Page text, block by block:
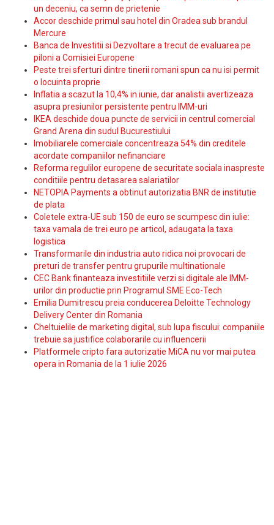
un deceniu, ca semn de prietenie
Accor deschide primul sau hotel din Oradea sub brandul
Mercure
Banca de Investitii si Dezvoltare a trecut de evaluarea pe
piloni a Comisiei Europene
Peste trei sferturi dintre tinerii romani spun ca nu isi permit
o locuinta proprie
Inflatia a scazut la 10,4% in iunie, dar analistii avertizeaza
asupra presiunilor persistente pentru IMM-uri
IKEA deschide doua puncte de servicii in centrul comercial
Grand Arena din sudul Bucurestiului
Imobiliarele comerciale concentreaza 54% din creditele
acordate companiilor nefinanciare
Reforma regulilor europene de securitate sociala inaspreste
conditiile pentru detasarea salariatilor
NETOPIA Payments a obtinut autorizatia BNR de institutie
de plata
Coletele extra-UE sub 150 de euro se scumpesc din iulie:
taxa vamala de trei euro pe articol, adaugata la taxa
logistica
Transformarile din industria auto ridica noi provocari de
preturi de transfer pentru grupurile multinationale
CEC Bank finanteaza investitiile verzi si digitale ale IMM-
urilor din productie prin Programul SME Eco-Tech
Emilia Dumitrescu preia conducerea Deloitte Technology
Delivery Center din Romania
Cheltuielile de marketing digital, sub lupa fiscului: companiile
trebuie sa justifice colaborarile cu influencerii
Platformele cripto fara autorizatie MiCA nu vor mai putea
opera in Romania de la 1 iulie 2026